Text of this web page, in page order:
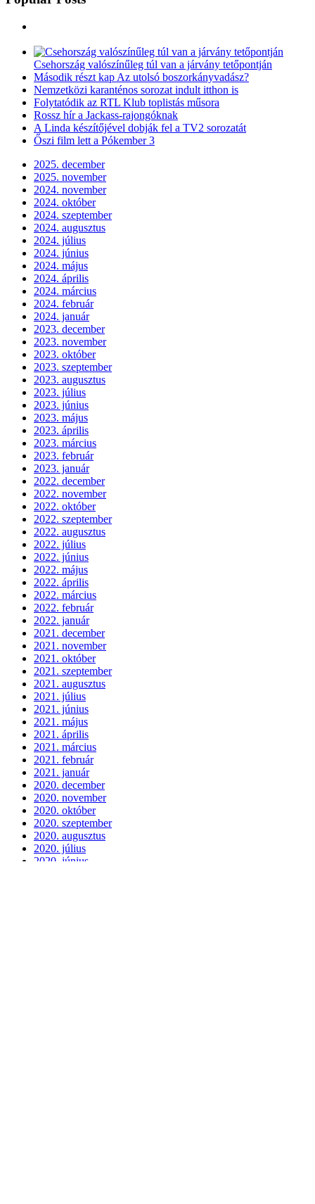
Csehország valószínűleg túl van a járvány tetőpontján
Második részt kap Az utolsó boszorkányvadász?
Nemzetközi karanténos sorozat indult itthon is
Folytatódik az RTL Klub toplistás műsora
Rossz hír a Jackass-rajongóknak
A Linda készítőjével dobják fel a TV2 sorozatát
Őszi film lett a Pókember 3
2025. december
2025. november
2024. november
2024. október
2024. szeptember
2024. augusztus
2024. július
2024. június
2024. május
2024. április
2024. március
2024. február
2024. január
2023. december
2023. november
2023. október
2023. szeptember
2023. augusztus
2023. július
2023. június
2023. május
2023. április
2023. március
2023. február
2023. január
2022. december
2022. november
2022. október
2022. szeptember
2022. augusztus
2022. július
2022. június
2022. május
2022. április
2022. március
2022. február
2022. január
2021. december
2021. november
2021. október
2021. szeptember
2021. augusztus
2021. július
2021. június
2021. május
2021. április
2021. március
2021. február
2021. január
2020. december
2020. november
2020. október
2020. szeptember
2020. augusztus
2020. július
2020. június